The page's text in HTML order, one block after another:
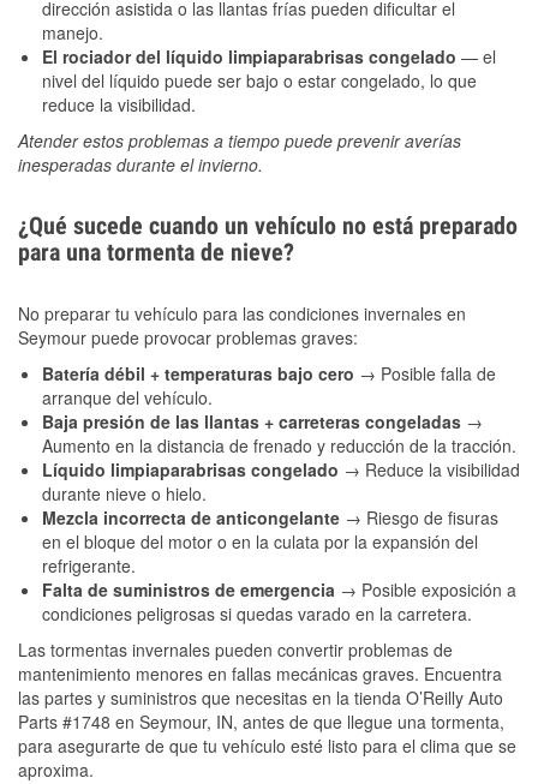
dirección asistida o las llantas frías pueden dificultar el
manejo.
El rociador del líquido limpiaparabrisas congelado — el
nivel del líquido puede ser bajo o estar congelado, lo que
reduce la visibilidad.
Atender estos problemas a tiempo puede prevenir averías
inesperadas durante el invierno.
¿Qué sucede cuando un vehículo no está preparado
para una tormenta de nieve?
No preparar tu vehículo para las condiciones invernales en
Seymour puede provocar problemas graves:
Batería débil + temperaturas bajo cero → Posible falla de
arranque del vehículo.
Baja presión de las llantas + carreteras congeladas →
Aumento en la distancia de frenado y reducción de la tracción.
Líquido limpiaparabrisas congelado → Reduce la visibilidad
durante nieve o hielo.
Mezcla incorrecta de anticongelante → Riesgo de fisuras
en el bloque del motor o en la culata por la expansión del
refrigerante.
Falta de suministros de emergencia → Posible exposición a
condiciones peligrosas si quedas varado en la carretera.
Las tormentas invernales pueden convertir problemas de
mantenimiento menores en fallas mecánicas graves. Encuentra
las partes y suministros que necesitas en la tienda O’Reilly Auto
Parts #1748 en Seymour, IN, antes de que llegue una tormenta,
para asegurarte de que tu vehículo esté listo para el clima que se
aproxima.